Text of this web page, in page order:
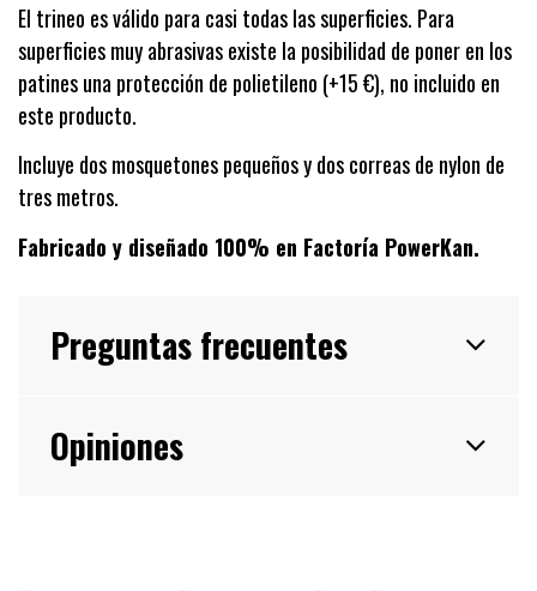
El trineo es válido para casi todas las superficies. Para
superficies muy abrasivas existe la posibilidad de poner en los
patines una protección de polietileno (+15 €), no incluido en
este producto.
Incluye dos mosquetones pequeños y dos correas de nylon de
tres metros.
Fabricado y diseñado 100% en Factoría PowerKan.
Preguntas frecuentes
Opiniones